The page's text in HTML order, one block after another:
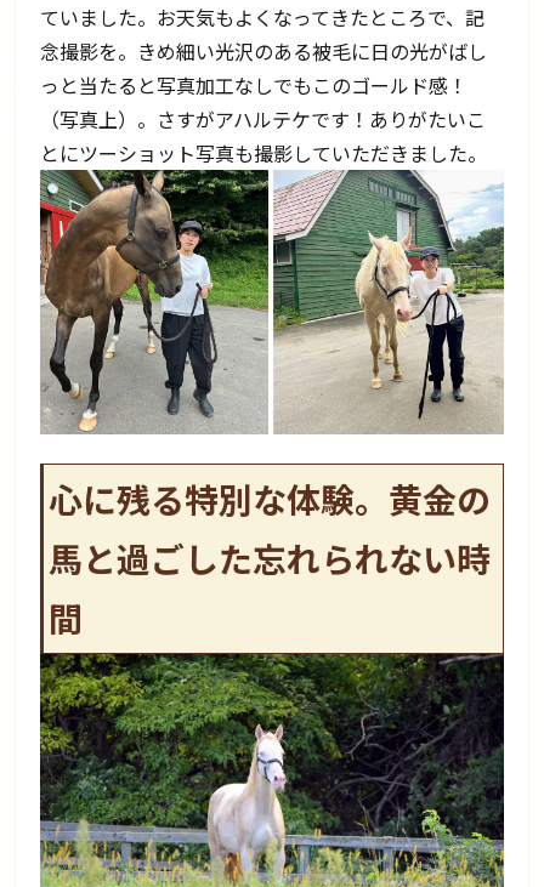
ていました。お天気もよくなってきたところで、記
念撮影を。きめ細い光沢のある被毛に日の光がばし
っと当たると写真加工なしでもこのゴールド感！
（写真上）。さすがアハルテケです！ありがたいこ
とにツーショット写真も撮影していただきました。
心に残る特別な体験。黄金の
馬と過ごした忘れられない時
間